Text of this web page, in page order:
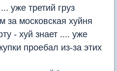
уже третий груз
за московская хуйня
- хуй знает .... уже
проебал из-за этих